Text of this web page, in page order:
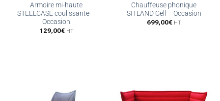
Armoire mi-haute
STEELCASE coulissante –
Occasion
129,00€ HT
Chauffeuse phonique
SITLAND Cell – Occasion
699,00€ HT